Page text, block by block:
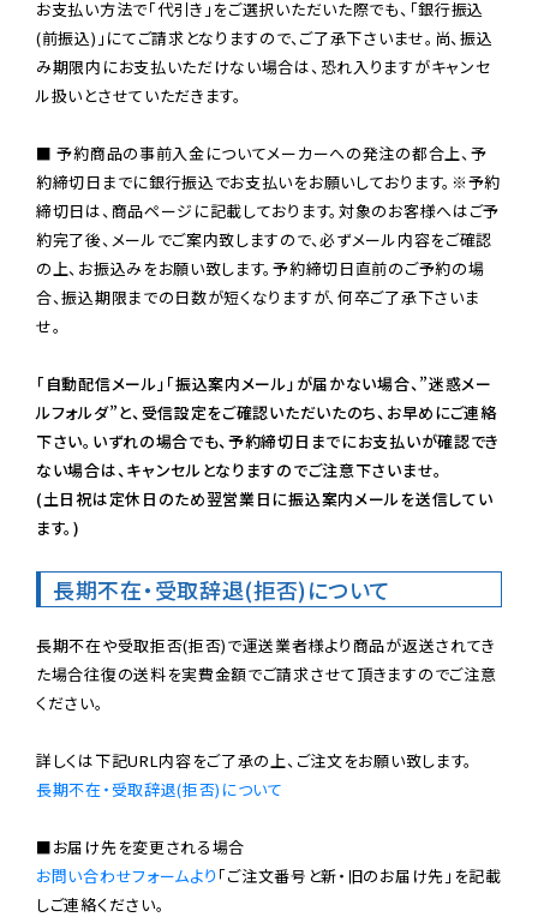
お支払い方法で「代引き」をご選択いただいた際でも、「銀行振込
(前振込)」にてご請求となりますので、ご了承下さいませ。尚、振込
み期限内にお支払いただけない場合は、恐れ入りますがキャンセ
ル扱いとさせていただきます。
■ 予約商品の事前入金についてメーカーへの発注の都合上、予
約締切日までに銀行振込でお支払いをお願いしております。※予約
締切日は、商品ページに記載しております。対象のお客様へはご予
約完了後、メールでご案内致しますので、必ずメール内容をご確認
の上、お振込みをお願い致します。予約締切日直前のご予約の場
合、振込期限までの日数が短くなりますが、何卒ご了承下さいま
せ。
「自動配信メール」「振込案内メール」が届かない場合、”迷惑メー
ルフォルダ”と、受信設定をご確認いただいたのち、お早めにご連絡
下さい。いずれの場合でも、予約締切日までにお支払いが確認でき
ない場合は、キャンセルとなりますのでご注意下さいませ。
(土日祝は定休日のため翌営業日に振込案内メールを送信してい
ます。)
長期不在・受取辞退(拒否)について
長期不在や受取拒否(拒否)で運送業者様より商品が返送されてき
た場合往復の送料を実費金額でご請求させて頂きますのでご注意
ください。
長期不在・受取辞退(拒否)について
お問い合わせフォームより 「ご注文番号と新・旧のお届け先」を記載
しご連絡ください。